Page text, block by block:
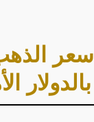
سعر
بالدولار